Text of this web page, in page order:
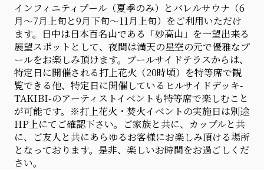
インフィニティプール（夏季のみ）とバレルサウナ（6
月～7月上旬と9月下旬～11月上旬）をご利用いただけ
ます。日中は日本百名山である「妙高山」を一望出来る
展望スポットとして、夜間は満天の星空の元で優雅なプ
ールをお楽しみ頂けます。プールサイドテラスからは、
特定日に開催される打上花火（20時頃）を特等席で観
覧できる他、特定日に開催しているヒルサイドデッキ-
TAKIBI-のアーティストイベントも特等席で楽しむこと
が可能です。※打上花火・焚火イベントの実施日は別途
HP上にてご確認下さい。ご家族と共に、カップルと共
に、ご友人と共にあらゆるお客様にお楽しみ頂ける場所
となっております。是非、楽しいお時間をお過ごしくだ
さい。